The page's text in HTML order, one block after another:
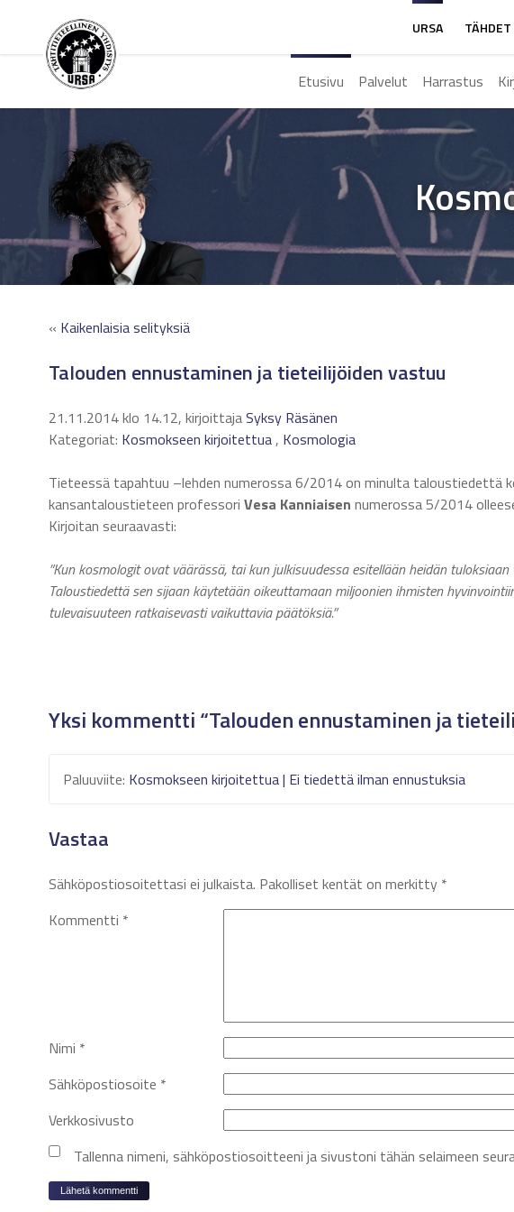
URSA TÄHDET
Etusivu Palvelut Harrastus
« Kaikenlaisia selityksiä
Talouden ennustaminen ja tieteilijöiden vastuu
21.11.2014 klo 14.12, kirjoittajaSyksy Räsänen
Kategoriat: Kosmokseen kirjoitettua, Kosmologia
Tieteessä tapahtuu –lehden numerossa 6/2014 on minulta taloustiedettä
kansantaloustieteen professori Vesa Kanniaisen numerossa 5/2014
Kirjoitan seuraavasti:
”Kun kosmologit ovat väärässä, tai kun julkisuudessa esitellään heidän
Taloustiedettä sen sijaan käytetään oikeuttamaan miljoonien ihmisten
tulevaisuuteen ratkaisevasti vaikuttavia päätöksiä.”
Yksi kommentti “Talouden ennustaminen ja
Paluuviite: Kosmokseen kirjoitettua | Ei tiedettä ilman ennustuksia
Vastaa
Sähköpostiosoitettasi ei julkaista. Pakolliset kentät on merkitty *
Kommentti *
Nimi *
Sähköpostiosoite *
Verkkosivusto
Tallenna nimeni, sähköpostiosoitteeni ja sivustoni tähän selaimeen